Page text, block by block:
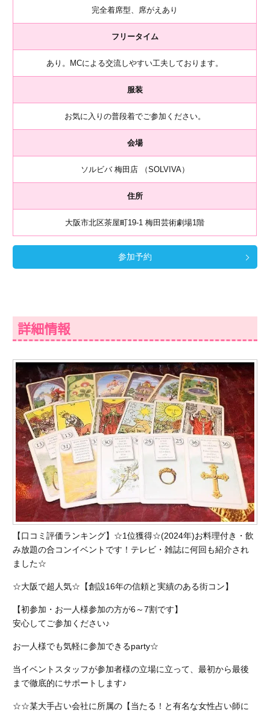
完全着席型、席がえあり
フリータイム
あり。MCによる交流しやすい工夫しております。
服装
お気に入りの普段着でご参加ください。
会場
ソルビバ 梅田店 （SOLVIVA）
住所
大阪市北区茶屋町19-1 梅田芸術劇場1階
参加予約
詳細情報
【口コミ評価ランキング】☆1位獲得☆(2024年)お料理付き・飲
み放題の合コンイベントです！テレビ・雑誌に何回も紹介され
ました☆
☆大阪で超人気☆【創設16年の信頼と実績のある街コン】
【初参加・お一人様参加の方が6～7割です】
安心してご参加ください♪
お一人様でも気軽に参加できるparty☆
当イベントスタッフが参加者様の立場に立って、最初から最後
まで徹底的にサポートします♪
☆☆某大手占い会社に所属の【当たる！と有名な女性占い師に